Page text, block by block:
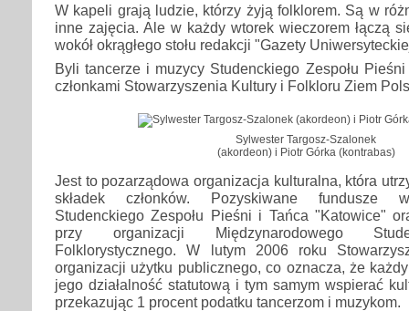
W kapeli grają ludzie, którzy żyją folklorem. Są w
inne zajęcia. Ale w każdy wtorek wieczorem łączą
wokół okrągłego stołu redakcji "Gazety
Byli tancerze i muzycy Studenckiego Zespołu
członkami Stowarzyszenia Kultury i Folkloru Ziem
Sylwester Targosz-Szalonek
(akordeon) i Piotr Górka (kontrabas)
Jest to pozarządowa organizacja kulturalna, która
składek członków. Pozyskiwane fundusze
Studenckiego Zespołu Pieśni i Tańca "Katowice"
przy organizacji Międzynarodowego
Folklorystycznego. W lutym 2006 roku
organizacji użytku publicznego, co oznacza, że
jego działalność statutową i tym samym wspierać
przekazując 1 procent podatku tancerzom i muzykom.